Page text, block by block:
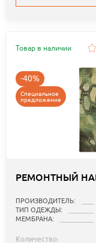
Товар в наличии
-40%
Специальное
предложение
РЕМОНТНЫЙ
ПРОИЗВОДИТЕЛЬ:
ТИП ОДЕЖДЫ:
МЕМБРАНА:
Количество: